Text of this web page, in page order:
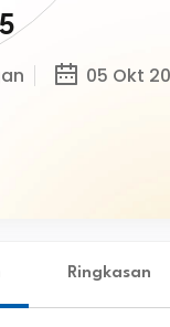
05 Okt
Ringkasan